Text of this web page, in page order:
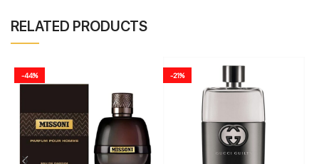
RELATED PRODUCTS
-44% -21%